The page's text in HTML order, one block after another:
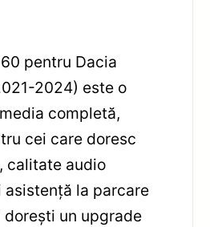
pentru Dacia
2024) este o
completă,
cei care doresc
calitate audio
asistență la parcare
dorești un upgrade